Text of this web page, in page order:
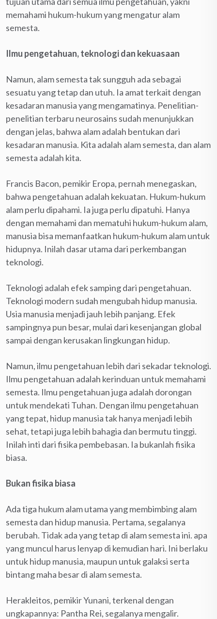
memahami hukum-hukum yang mengatur alam
semesta.
Ilmu pengetahuan, teknologi dan kekuasaan
Namun, alam semesta tak sungguh ada sebagai
sesuatu yang tetap dan utuh. Ia amat terkait dengan
kesadaran manusia yang mengamatinya. Penelitian-
penelitian terbaru neurosains sudah menunjukkan
dengan jelas, bahwa alam adalah bentukan dari
kesadaran manusia. Kita adalah alam semesta, dan alam
semesta adalah kita.
Francis Bacon, pemikir Eropa, pernah menegaskan,
bahwa pengetahuan adalah kekuatan. Hukum-hukum
alam perlu dipahami. Ia juga perlu dipatuhi. Hanya
dengan memahami dan mematuhi hukum-hukum alam,
manusia bisa memanfaatkan hukum-hukum alam untuk
hidupnya. Inilah dasar utama dari perkembangan
teknologi.
Teknologi adalah efek samping dari pengetahuan.
Teknologi modern sudah mengubah hidup manusia.
Usia manusia menjadi jauh lebih panjang. Efek
sampingnya pun besar, mulai dari kesenjangan global
sampai dengan kerusakan lingkungan hidup.
Namun, ilmu pengetahuan lebih dari sekadar teknologi.
Ilmu pengetahuan adalah kerinduan untuk memahami
semesta. Ilmu pengetahuan juga adalah dorongan
untuk mendekati Tuhan. Dengan ilmu pengetahuan
yang tepat, hidup manusia tak hanya menjadi lebih
sehat, tetapi juga lebih bahagia dan bermutu tinggi.
Inilah inti dari fisika pembebasan. Ia bukanlah fisika
biasa.
Bukan fisika biasa
Ada tiga hukum alam utama yang membimbing alam
semesta dan hidup manusia. Pertama, segalanya
berubah. Tidak ada yang tetap di alam semesta ini. apa
yang muncul harus lenyap di kemudian hari. Ini berlaku
untuk hidup manusia, maupun untuk galaksi serta
bintang maha besar di alam semesta.
Herakleitos, pemikir Yunani, terkenal dengan
ungkapannya: Pantha Rei, segalanya mengalir.